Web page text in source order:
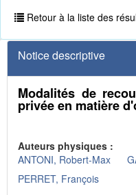
Retour à la liste des
Notice descriptive
Modalités de
privée en matière
Auteurs physiques :
ANTONI, Robert-Max
PERRET, François